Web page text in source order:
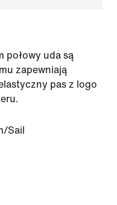
połowy uda są
zapewniają
pas z logo
Sail